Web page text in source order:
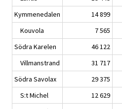
Kymmenedalen
14 899
Kouvola
7 565
Södra Karelen
46 122
Villmanstrand
31 717
Södra Savolax
29 375
S:t Michel
12 629